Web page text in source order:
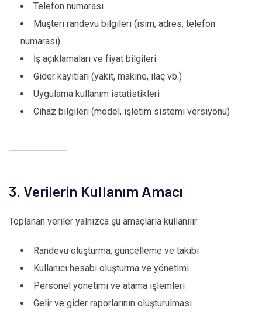
Telefon numarası
Müşteri randevu bilgileri (isim, adres, telefon
numarası)
İş açıklamaları ve fiyat bilgileri
Gider kayıtları (yakıt, makine, ilaç vb.)
Uygulama kullanım istatistikleri
Cihaz bilgileri (model, işletim sistemi versiyonu)
3. Verilerin Kullanım Amacı
Toplanan veriler yalnızca şu amaçlarla kullanılır:
Randevu oluşturma, güncelleme ve takibi
Kullanıcı hesabı oluşturma ve yönetimi
Personel yönetimi ve atama işlemleri
Gelir ve gider raporlarının oluşturulması